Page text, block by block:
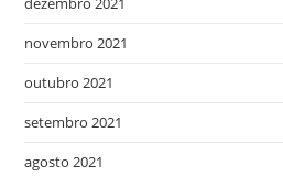
novembro 2021
outubro 2021
setembro 2021
agosto 2021